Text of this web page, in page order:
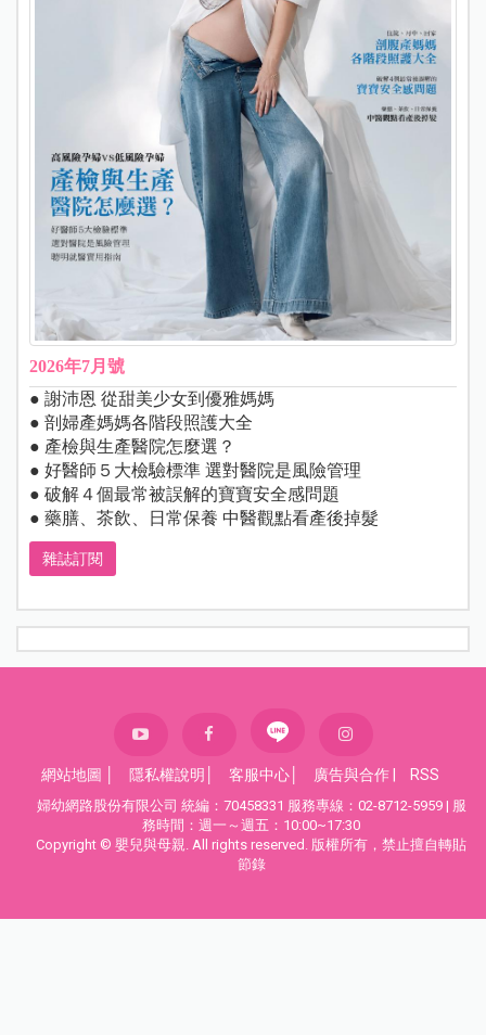
2026年7月號
● 謝沛恩 從甜美少女到優雅媽媽
● 剖婦產媽媽各階段照護大全
● 產檢與生產醫院怎麼選？
● 好醫師５大檢驗標準 選對醫院是風險管理
● 破解４個最常被誤解的寶寶安全感問題
● 藥膳、茶飲、日常保養 中醫觀點看產後掉髮
雜誌訂閱
網站地圖 隱私權說明 客服中心 廣告與合作 RSS
婦幼網路股份有限公司 統編：70458331 服務專線：02-8712-5959 | 服
務時間：週一～週五：10:00~17:30
Copyright © 嬰兒與母親. All rights reserved. 版權所有，禁止擅自轉貼
節錄